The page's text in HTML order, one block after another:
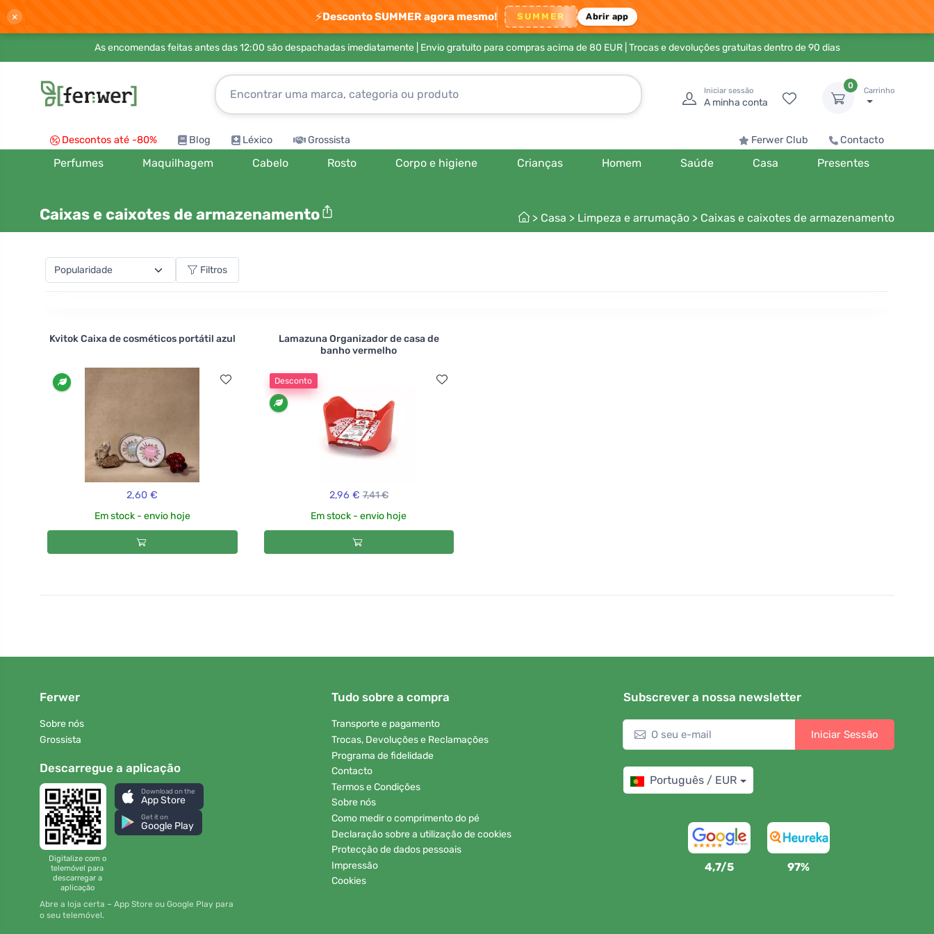
× ⚡Desconto SUMMER agora mesmo! SUMMER Abrir app
As encomendas feitas antes das 12:00 são despachadas imediatamente | Envio gratuito para compras acima de 80 EUR| Trocas e devoluções gratuitas dentro de 90 dias
Iniciar sessão
A minha conta
0
Carrinho
Descontos até -80% Blog Léxico Grossista Ferwer Club Contacto
Perfumes Maquilhagem Cabelo Rosto Corpo e higiene Crianças Homem Saúde Casa Presentes
> Casa > Limpeza e arrumação > Caixas e caixotes de armazenamento
Caixas e caixotes de armazenamento
Filtros
Kvitok Caixa de cosméticos portátil azul
2,60 €
Em stock - envio hoje
Lamazuna Organizador de casa de
banho vermelho
Desconto
2,96 € 7,41 €
Em stock - envio hoje
Ferwer
Sobre nós
Grossista
Descarregue a aplicação
Digitalize com o
telemóvel para
descarregar a
aplicação
Download on the
App Store
Get it on
Google Play
Abre a loja certa – App Store ou Google Play para
o seu telemóvel.
Tudo sobre a compra
Transporte e pagamento
Trocas, Devoluções e Reclamações
Programa de fidelidade
Contacto
Termos e Condições
Sobre nós
Como medir o comprimento do pé
Declaração sobre a utilização de cookies
Protecção de dados pessoais
Impressão
Cookies
Subscrever a nossa newsletter
Iniciar Sessão
Português / EUR
4,7/5 97%